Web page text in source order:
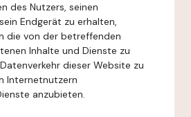
des Nutzers, seinen
Endgerät zu erhalten,
die von der betreffenden
Inhalte und Dienste zu
dieser Website zu
Internetnutzern
anzubieten.